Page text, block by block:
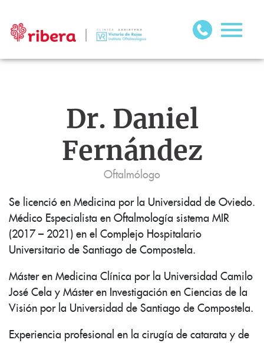
Dr. Daniel
Fernández
Oftalmólogo
Se licenció en Medicina por la Universidad de Oviedo.
Médico Especialista en Oftalmología sistema MIR
(2017 – 2021) en el Complejo Hospitalario
Universitario de Santiago de Compostela.
Máster en Medicina Clínica por la Universidad Camilo
José Cela y Máster en Investigación en Ciencias de la
Visión por la Universidad de Santiago de Compostela.
Experiencia profesional en la cirugía de catarata y de